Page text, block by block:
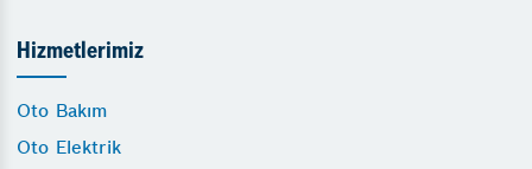
Hizmetlerimiz
Oto Bakım
Oto Elektrik